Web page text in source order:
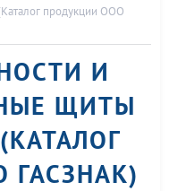
продукции ООО
И
ЩИТЫ